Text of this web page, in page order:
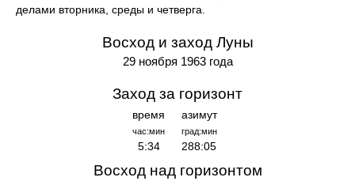
делами вторника, среды и четверга.
Восход и заход Луны
29 ноября 1963 года
Заход за горизонт
время
час:мин
5:34
азимут
град:мин
288:05
Восход над горизонтом